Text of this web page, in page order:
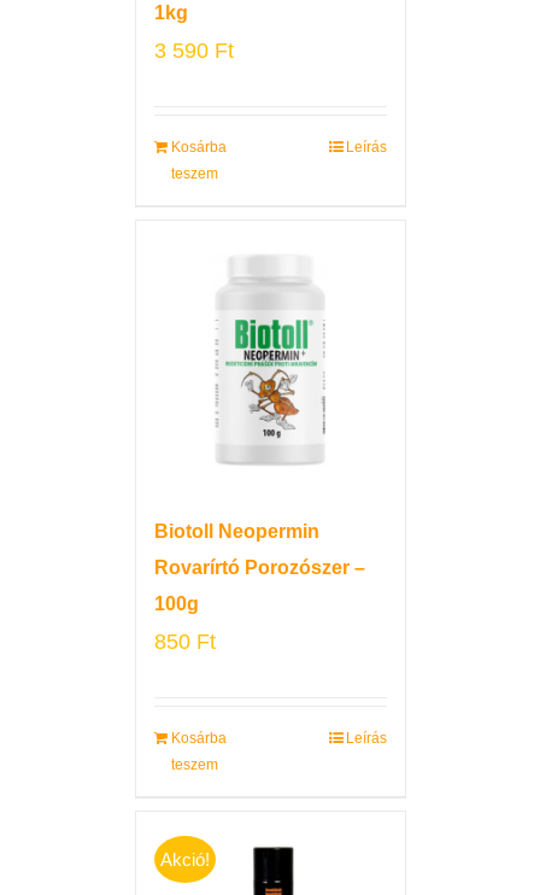
1kg
3 590 Ft
Kosárba
teszem
Leírás
Biotoll Neopermin
Rovarírtó Porozószer –
100g
850 Ft
Kosárba
teszem
Leírás
Akció!